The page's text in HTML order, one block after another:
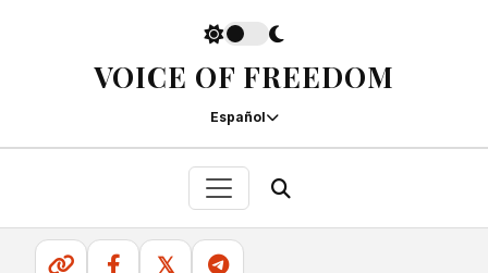
VOICE OF FREEDOM
Español
𝕏